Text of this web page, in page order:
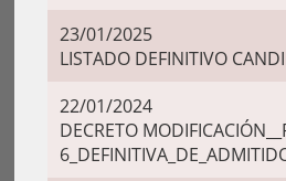
23/01/2025
LISTADO DEFINITIVO
22/01/2024
DECRETO